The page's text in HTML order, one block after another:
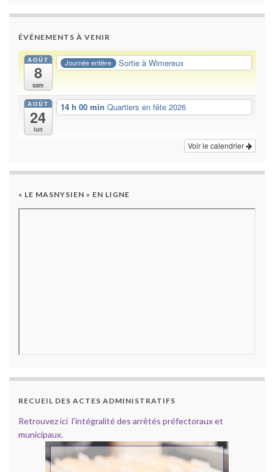
ÉVÉNEMENTS À VENIR
AOÛT
8
sam
Journée entière Sortie à Wimereux
AOÛT
24
lun
14 h 00 min Quartiers en fête 2026
Voir le calendrier
« LE MASNYSIEN » EN LIGNE
RECUEIL DES ACTES ADMINISTRATIFS
Retrouvez ici l’intégralité des arrêtés préfectoraux et
municipaux.